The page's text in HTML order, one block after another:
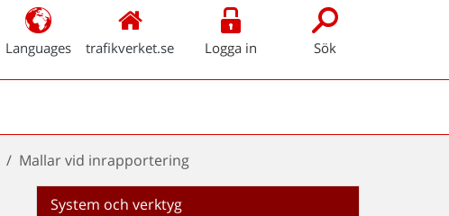
Languages trafikverket.se Logga in Sök
Mallar vid inrapportering
System och verktyg